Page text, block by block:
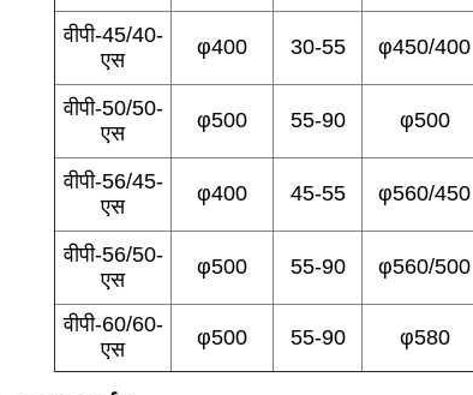
वीपी-45/40-
एस
φ400 30-55 φ450/400
वीपी-50/50-
एस
φ500 55-90 φ500
वीपी-56/45-
एस
φ400 45-55 φ560/450
वीपी-56/50-
एस
φ500 55-90 φ560/500
वीपी-60/60-
एस
φ500 55-90 φ580